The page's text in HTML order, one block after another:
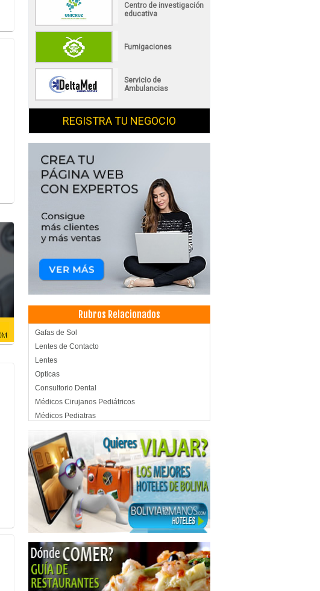
Centro de investigación
educativa
Fumigaciones
Servicio de
Ambulancias
REGISTRA TU NEGOCIO
Rubros Relacionados
Gafas de Sol
Lentes de Contacto
Lentes
Opticas
Consultorio Dental
Médicos Cirujanos Pediátricos
Médicos Pediatras
Endodoncia
Médicos Odontólogos
Odontología Integral
Odontología Estética
Odontopediatría
Ortodoncia
Maquillaje
SPA
Podología
Alimentos
Avícolas